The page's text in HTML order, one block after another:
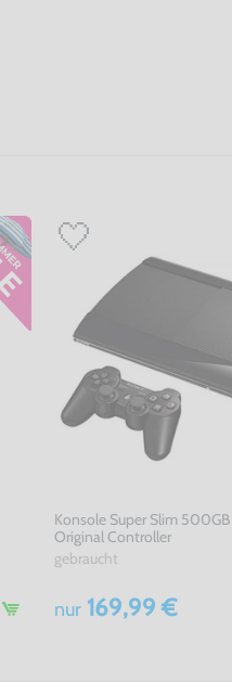
Konsole Super Slim
Original Controller
gebraucht
nur 169,99 €